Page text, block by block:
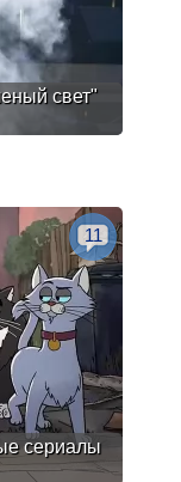
свет"
сериалы
11